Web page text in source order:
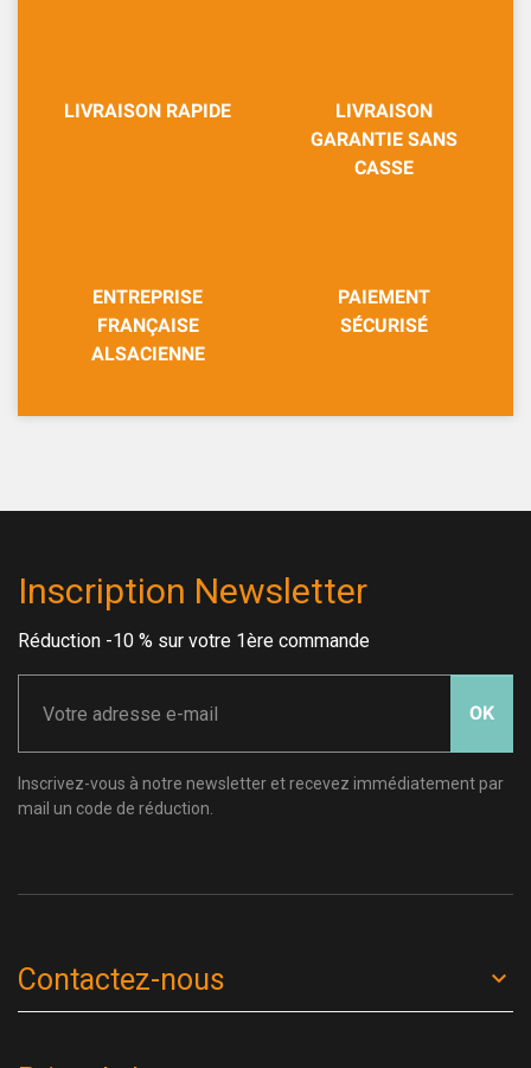
LIVRAISON RAPIDE
LIVRAISON
GARANTIE SANS
CASSE
ENTREPRISE
FRANÇAISE
ALSACIENNE
PAIEMENT
SÉCURISÉ
Inscription Newsletter
Réduction -10 % sur votre 1ère commande
OK
Inscrivez-vous à notre newsletter et recevez immédiatement par
mail un code de réduction.
Contactez-nous